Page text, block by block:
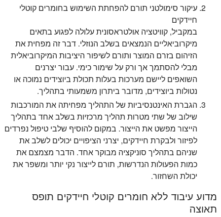
עיקור סימולטני תורם להפחתת השימוש בחומרים קוטלי
חיידקים
במקביל, קוויטציה אולטראסונית עלולה לפגוע בתאים
מיקרוביאליים הנמצאים בשלב הנוזלי. דבר זה מפחית את
הזיהום בזרם המוצר ותורם לשיפור היציבות המיקרוביאלית
מבלי להסתמך אך ורק על שימור כימי. עבור יצרנים
השואפים ליישם מערכות בעלות תכולת ביוצידים נמוכה או
נטולות ביוצידים, מדובר ביתרון משמעותי בתהליך.
הגברת האינטנסיביות של התהליך מפחיתה את המורכבות
שילוב של שתי מטרות תהליך מרכזיות בשלב אחד בתהליך
הייצור מפשט את הייצור. במקום להוסיף שלבי טיפול נפרדים
לפיזור ולבקרת חיידקים, יצרני הציפויים יכולים לשלב את
שניהם בתהליך סוניקציה מבוקר אחד. הדבר מצמצם את
כמות הפעולות הנדרשות, תורם לייצור נקי יותר ומשפר את
יכולת השחזור.
מדוע עיבוד ללא חומרים קוטלי חיידקים תופס
תאוצה